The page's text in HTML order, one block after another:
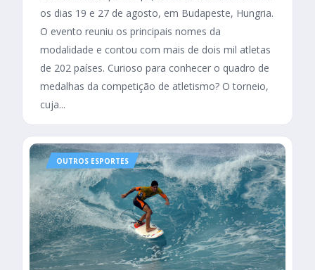
os dias 19 e 27 de agosto, em Budapeste, Hungria.
O evento reuniu os principais nomes da
modalidade e contou com mais de dois mil atletas
de 202 países. Curioso para conhecer o quadro de
medalhas da competição de atletismo? O torneio,
cuja...
OUTROS ESPORTES